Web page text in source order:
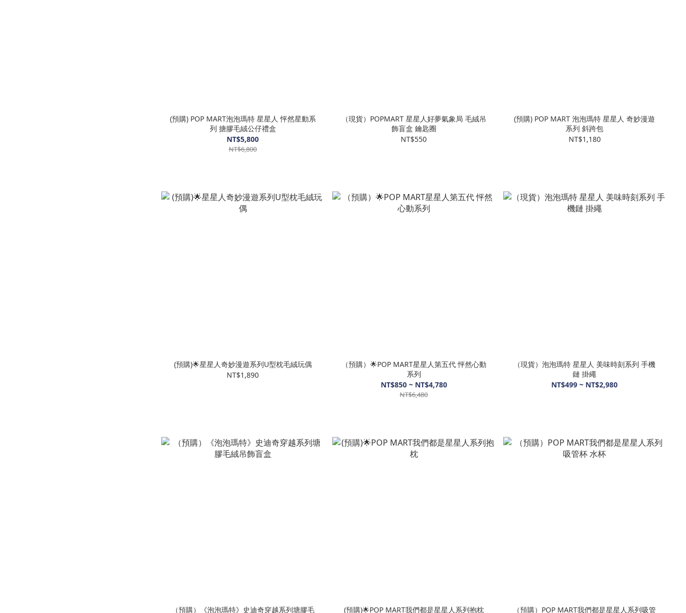
(預購) POP MART泡泡瑪特 星星人 怦然星動系
列 搪膠毛絨公仔禮盒
NT$5,800
NT$6,800
（現貨）POPMART 星星人好夢氣象局 毛絨吊
飾盲盒 鑰匙圈
NT$550
(預購) POP MART 泡泡瑪特 星星人 奇妙漫遊
系列 斜跨包
NT$1,180
(預購)🌟星星人奇妙漫遊系列U型枕毛絨玩偶
NT$1,890
（預購）🌟POP MART星星人第五代 怦然心動
系列
NT$850 ~ NT$4,780
NT$6,480
（現貨）泡泡瑪特 星星人 美味時刻系列 手機
鏈 掛繩
NT$499 ~ NT$2,980
（預購）《泡泡瑪特》史迪奇穿越系列塘膠毛 (預購)🌟POP MART我們都是星星人系列抱枕 （預購）POP MART我們都是星星人系列吸管